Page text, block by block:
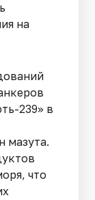
на
239» в
мазута.
что